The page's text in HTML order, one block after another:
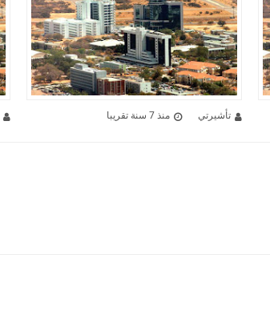
تأشيرتي منذ 7 سنة تقريبا